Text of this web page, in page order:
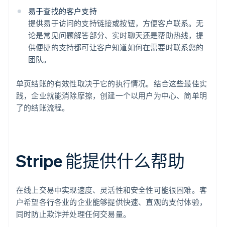
易于查找的客户支持
提供易于访问的支持链接或按钮，方便客户联系。无
论是常见问题解答部分、实时聊天还是帮助热线，提
供便捷的支持都可让客户知道如何在需要时联系您的
团队。
单页结账的有效性取决于它的执行情况。结合这些最佳实
践，企业就能消除摩擦，创建一个以用户为中心、简单明
了的结账流程。
Stripe 能提供什么帮助
在线上交易中实现速度、灵活性和安全性可能很困难。客
户希望各行各业的企业能够提供快速、直观的支付体验，
同时防止欺诈并处理任何交易量。